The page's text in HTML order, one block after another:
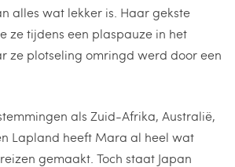
alles wat lekker is. Haar gekste
ze tijdens een plaspauze in het
ze plotseling omringd werd door een
als Zuid-Afrika, Australië,
Lapland heeft Mara al heel wat
gemaakt. Toch staat Japan